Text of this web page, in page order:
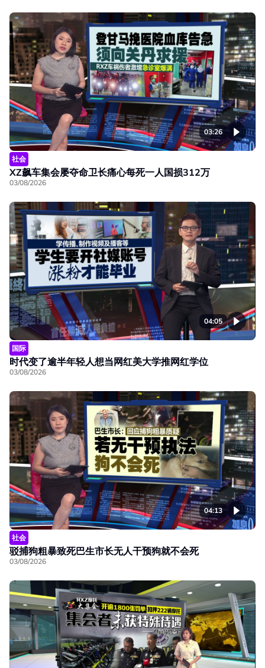
03:26
社会
XZ飙车集会屡夺命卫长痛心每死一人国损312万
03/08/2026
04:05
国际
时代变了逾半年轻人想当网红美大学推网红学位
03/08/2026
04:13
社会
驳捕狗粗暴致死巴生市长无人干预狗就不会死
03/08/2026